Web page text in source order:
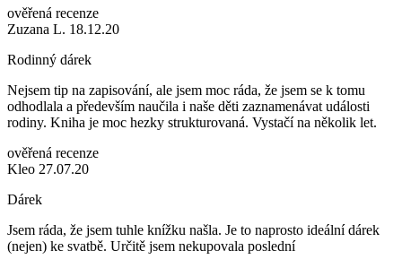
ověřená recenze
Zuzana L. 18.12.20
Rodinný dárek
Nejsem tip na zapisování, ale jsem moc ráda, že jsem se k tomu
odhodlala a především naučila i naše děti zaznamenávat události
rodiny. Kniha je moc hezky strukturovaná. Vystačí na několik let.
ověřená recenze
Kleo 27.07.20
Dárek
Jsem ráda, že jsem tuhle knížku našla. Je to naprosto ideální dárek
(nejen) ke svatbě. Určitě jsem nekupovala poslední